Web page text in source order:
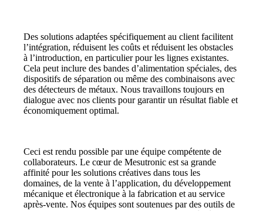
Des solutions adaptées spécifiquement au client facilitent
l’intégration, réduisent les coûts et réduisent les obstacles
à l’introduction, en particulier pour les lignes existantes.
Cela peut inclure des bandes d’alimentation spéciales, des
dispositifs de séparation ou même des combinaisons avec
des détecteurs de métaux. Nous travaillons toujours en
dialogue avec nos clients pour garantir un résultat fiable et
économiquement optimal.
Ceci est rendu possible par une équipe compétente de
collaborateurs. Le cœur de Mesutronic est sa grande
affinité pour les solutions créatives dans tous les
domaines, de la vente à l’application, du développement
mécanique et électronique à la fabrication et au service
après-vente. Nos équipes sont soutenues par des outils de